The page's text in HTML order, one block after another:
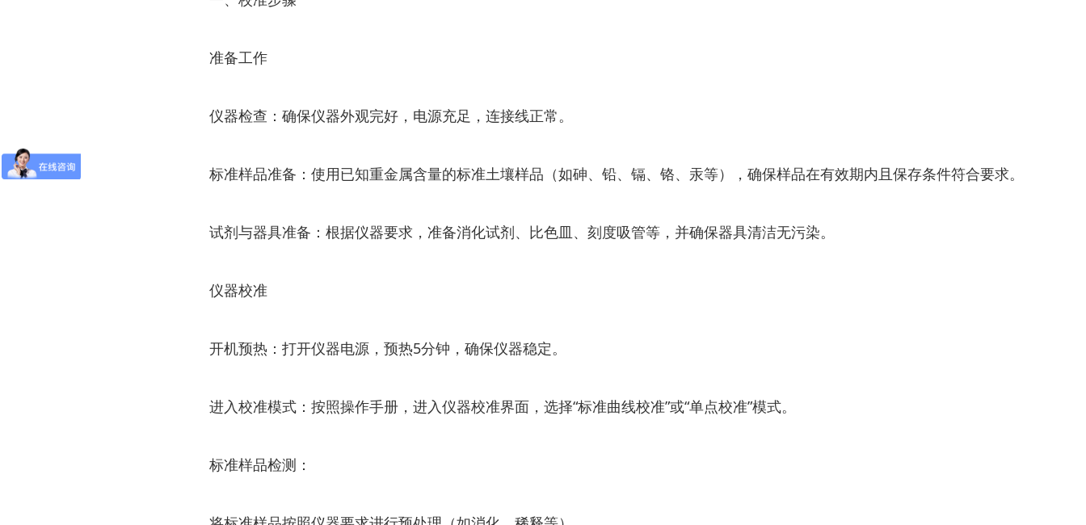
准备工作
仪器检查：确保仪器外观完好，电源充足，连接线正常。
标准样品准备：使用已知重金属含量的标准土壤样品（如砷、铅、镉、铬、汞等），确保样品在有效期内且保存条件符合要求。
试剂与器具准备：根据仪器要求，准备消化试剂、比色皿、刻度吸管等，并确保器具清洁无污染。
仪器校准
开机预热：打开仪器电源，预热5分钟，确保仪器稳定。
进入校准模式：按照操作手册，进入仪器校准界面，选择“标准曲线校准”或“单点校准”模式。
标准样品检测：